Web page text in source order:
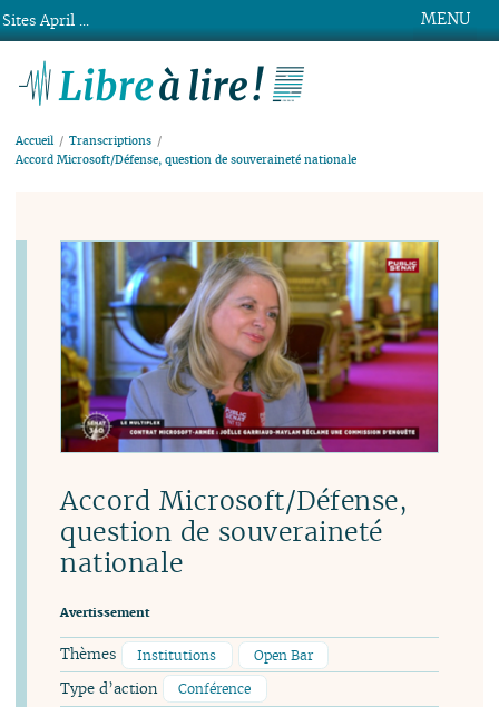
MENU
Accueil
Transcriptions
Accord Microsoft/Défense, question de souveraineté nationale
Accord Microsoft/Défense,
question de souveraineté
nationale
Avertissement
Thèmes Institutions Open Bar
Type d’action Conférence
Sites April ...